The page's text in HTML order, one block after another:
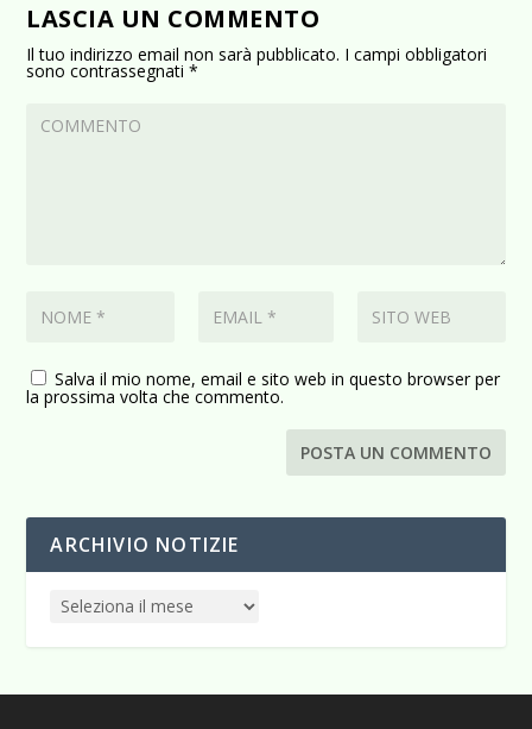
LASCIA UN COMMENTO
Il tuo indirizzo email non sarà pubblicato. I campi obbligatori
sono contrassegnati*
Salva il mio nome, email e sito web in questo browser per
la prossima volta che commento.
ARCHIVIO NOTIZIE